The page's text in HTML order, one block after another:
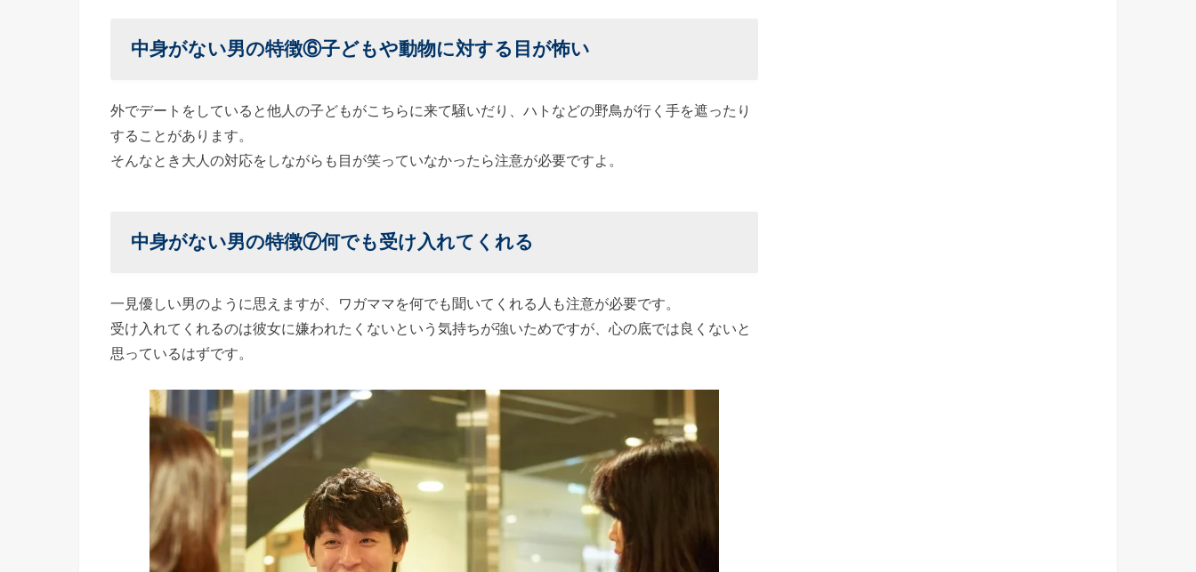
中身がない男の特徴⑥子どもや動物に対する目が怖い
外でデートをしていると他人の子どもがこちらに来て騒いだり、ハトなどの野鳥が行く手を遮ったり
することがあります。
そんなとき大人の対応をしながらも目が笑っていなかったら注意が必要ですよ。
中身がない男の特徴⑦何でも受け入れてくれる
一見優しい男のように思えますが、ワガママを何でも聞いてくれる人も注意が必要です。
受け入れてくれるのは彼女に嫌われたくないという気持ちが強いためですが、心の底では良くないと
思っているはずです。